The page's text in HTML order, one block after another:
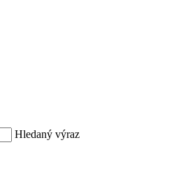
Hledaný výraz